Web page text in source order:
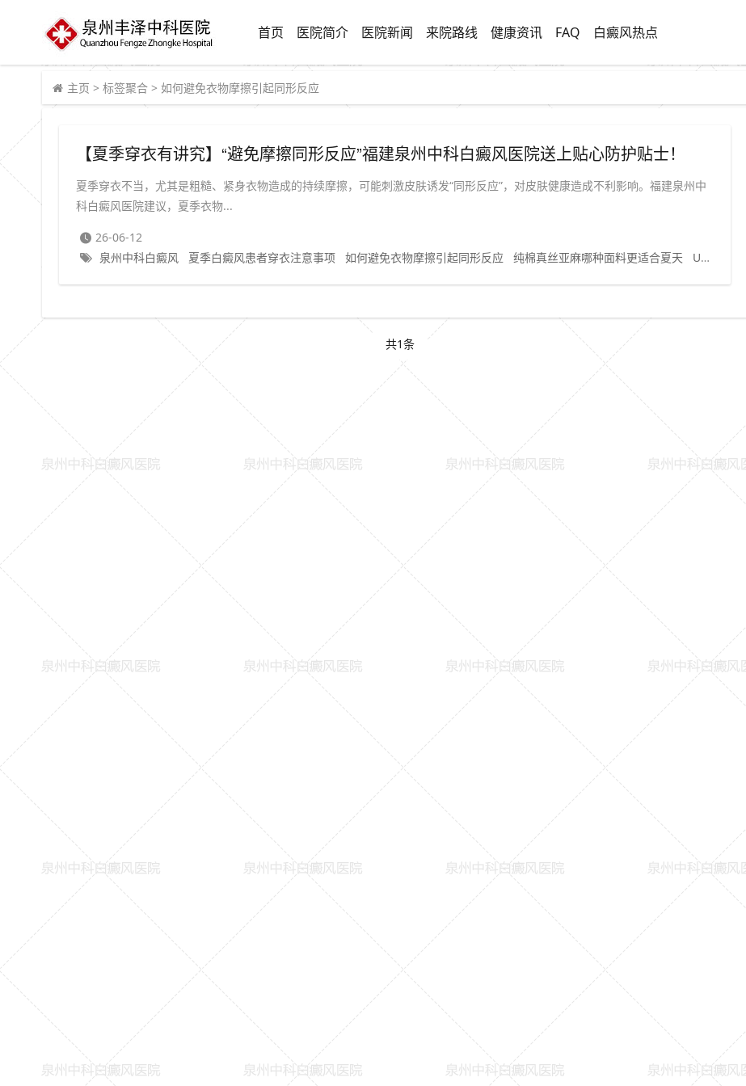
首页 医院简介 医院新闻 来院路线 健康资讯 FAQ 白癜风热点
主页 > 标签聚合 > 如何避免衣物摩擦引起同形反应
【夏季穿衣有讲究】“避免摩擦同形反应”福建泉州中科白癜风医院送上贴心防护贴士！
夏季穿衣不当，尤其是粗糙、紧身衣物造成的持续摩擦，可能刺激皮肤诱发“同形反应”，对皮肤健康造成不利影响。福建泉州中
科白癜风医院建议，夏季衣物...
26-06-12
泉州中科白癜风
夏季白癜风患者穿衣注意事项 如何避免衣物摩擦引起同形反应 纯棉真丝亚麻哪种面料更适合夏天 UPF防晒衣对皮肤敏感人群有必要吗
共1条